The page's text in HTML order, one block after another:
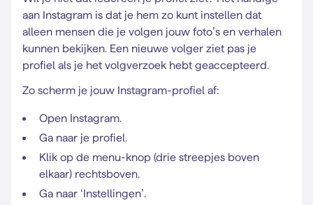
aan Instagram is dat je hem zo kunt instellen dat
alleen mensen die je volgen jouw foto’s en verhalen
kunnen bekijken. Een nieuwe volger ziet pas je
profiel als je het volgverzoek hebt geaccepteerd.
Zo scherm je jouw Instagram-profiel af:
Open Instagram.
Ga naar je profiel.
Klik op de menu-knop (drie streepjes boven
elkaar) rechtsboven.
Ga naar ‘Instellingen’.